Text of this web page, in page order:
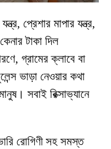
প্রেশার মাপার যন্ত্র,
টাকা দিল
গ্রামের ক্লাবে বা
ভাড়া নেওয়ার কথা
সবাই রিক্সাভ্যানে
রোগিণী সহ সমস্ত